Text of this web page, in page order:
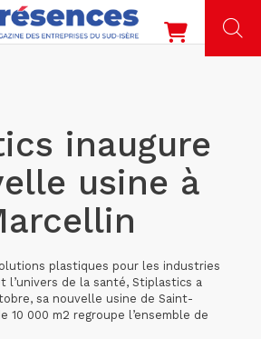
inaugure
usine à
plastiques pour les industries
l’univers de la santé, Stiplastics a
sa nouvelle usine de Saint-
10 000 m2 regroupe l’ensemble de